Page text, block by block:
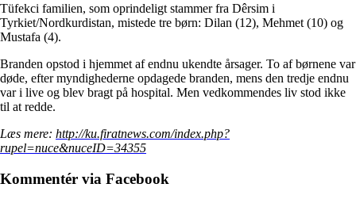
Tüfekci familien, som oprindeligt stammer fra Dêrsim i
Tyrkiet/Nordkurdistan, mistede tre børn: Dilan (12), Mehmet (10) og
Mustafa (4).
Branden opstod i hjemmet af endnu ukendte årsager. To af børnene var
døde, efter myndighederne opdagede branden, mens den tredje endnu
var i live og blev bragt på hospital. Men vedkommendes liv stod ikke
til at redde.
Læs mere: http://ku.firatnews.com/index.php?
rupel=nuce&nuceID=34355
Kommentér via Facebook